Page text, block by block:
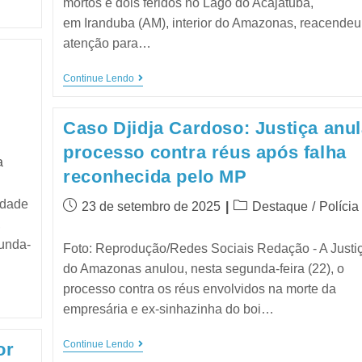
em Iranduba (AM), interior do Amazonas,
atenção para…
Continue Lendo
Caso Djidja Cardoso: Justiça
processo contra réus após falha
reconhecida pelo MP
23 de setembro de 2025 Destaque / Polícia
Foto: Reprodução/Redes Sociais Redação - A
do Amazonas anulou, nesta segunda-feira (22), o
processo contra os réus envolvidos na morte da
empresária e ex-sinhazinha do boi…
Continue Lendo